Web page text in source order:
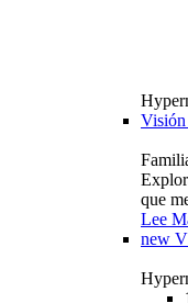
Visión
que
Lee
new